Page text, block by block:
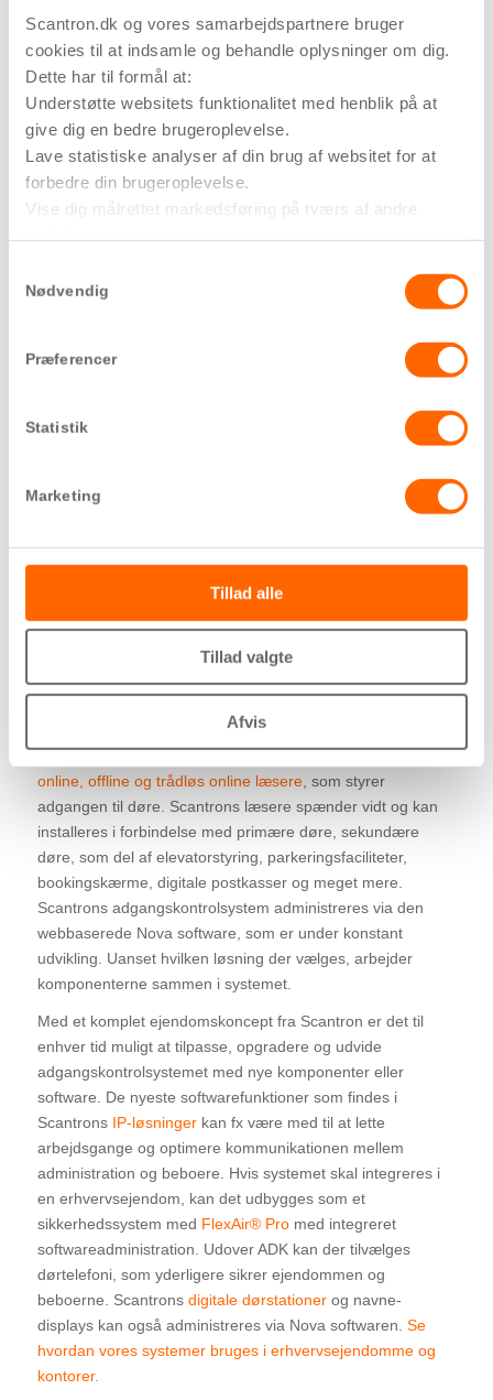
Scantron.dk og vores samarbejdspartnere bruger
cookies til at indsamle og behandle oplysninger om dig.
Dette har til formål at:
Understøtte websitets funktionalitet med henblik på at
give dig en bedre brugeroplevelse.
Lave statistiske analyser af din brug af websitet for at
forbedre din brugeroplevelse.
Vise dig målrettet markedsføring på tværs af andre
oplysninger bliver delt med tredjeparter, så tryk på ’Vis
Nødvendig
Præferencer
Statistik
Marketing
Tillad alle
Tillad valgte
Afvis
Intet behov for brikker/kort
Nem administration i Nova software
Stand-alone SensoLock®
Selvstændig adgangskontrollæser
Åbnes med adgangsbrikker eller kort
Åbnes med adgangsbrikker eller kort
Et komplet adgangssystem til
etageejendomme og erhverv
sikkert og brugervenligt. Systemet inkluderer
centralen, som er hjernen til systemet. Hertil forbindes
online, offline og trådløs online læsere, som styrer
adgangen til døre. Scantrons læsere spænder vidt og kan
installeres i forbindelse med primære døre, sekundære
døre, som del af elevatorstyring, parkeringsfaciliteter,
bookingskærme, digitale postkasser og meget mere.
Scantrons adgangskontrolsystem administreres via den
webbaserede Nova software, som er under konstant
udvikling. Uanset hvilken løsning der vælges, arbejder
komponenterne sammen i systemet.
Med et komplet ejendomskoncept fra Scantron er det til
enhver tid muligt at tilpasse, opgradere og udvide
adgangskontrolsystemet med nye komponenter eller
software. De nyeste softwarefunktioner som findes i
Scantrons IP-løsningerkan fx være med til at lette
arbejdsgange og optimere kommunikationen mellem
administration og beboere. Hvis systemet skal integreres i
en erhvervsejendom, kan det udbygges som et
sikkerhedssystem med FlexAir® Promed integreret
softwareadministration. Udover ADK kan der tilvælges
dørtelefoni, som yderligere sikrer ejendommen og
beboerne. Scantrons digitale dørstationerog navne-
displays kan også administreres via Nova softwaren. Se
hvordan vores systemer bruges i erhvervsejendomme og
kontorer.